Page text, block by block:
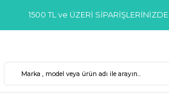
1500 TL ve ÜZERİ SİPARİŞLERİNİZDE